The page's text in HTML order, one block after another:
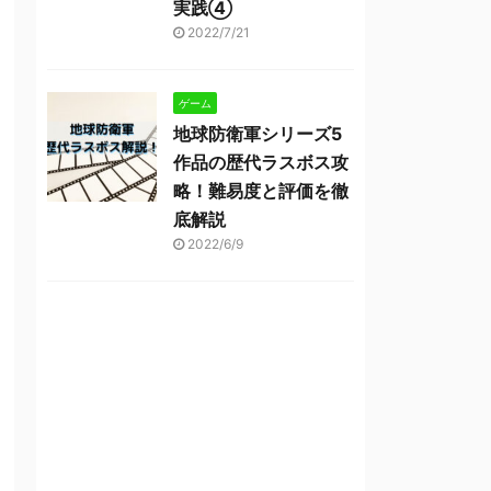
実践④
2022/7/21
ゲーム
地球防衛軍シリーズ5
作品の歴代ラスボス攻
略！難易度と評価を徹
底解説
2022/6/9